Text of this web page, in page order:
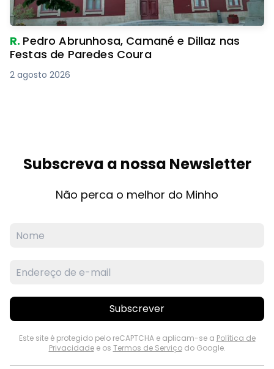
R. Pedro Abrunhosa, Camané e Dillaz nas
Festas de Paredes Coura
2 agosto 2026
Subscreva a nossa Newsletter
Não perca o melhor do Minho
Subscrever
Este site é protegido pelo reCAPTCHA e aplicam-se a Política de
Privacidadee os Termos de Serviçodo Google.